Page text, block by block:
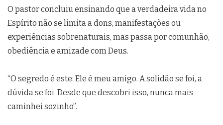
O pastor concluiu ensinando que a verdadeira vida no
Espírito não se limita a dons, manifestações ou
experiências sobrenaturais, mas passa por comunhão,
obediência e amizade com Deus.
“O segredo é este: Ele é meu amigo. A solidão se foi, a
dúvida se foi. Desde que descobri isso, nunca mais
caminhei sozinho”.